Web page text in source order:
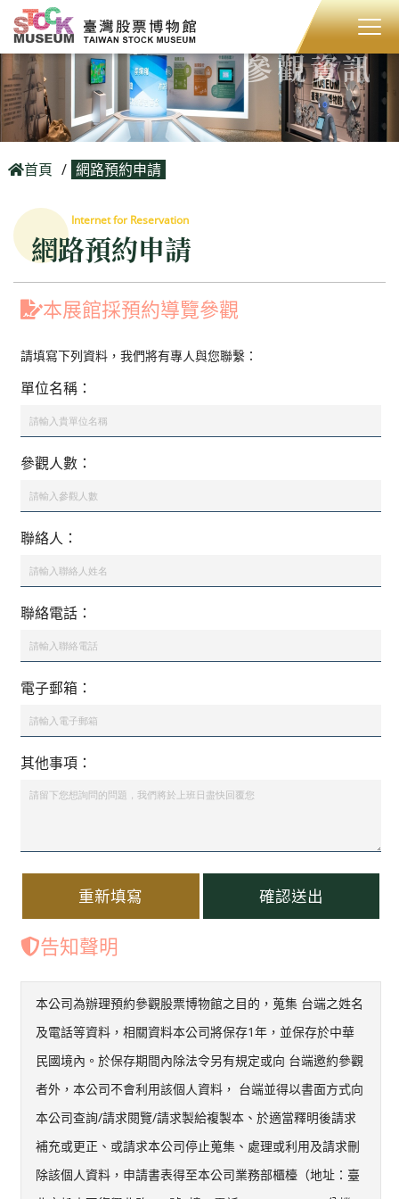
參觀資訊
首頁 網路預約申請
Internet for Reservation
網路預約申請
本展館採預約導覽參觀
請填寫下列資料，我們將有專人與您聯繫：
單位名稱：
參觀人數：
聯絡人：
聯絡電話：
電子郵箱：
其他事項：
重新填寫 確認送出
告知聲明
本公司為辦理預約參觀股票博物館之目的，蒐集 台端之姓名
及電話等資料，相關資料本公司將保存1年，並保存於中華
民國境內。於保存期間內除法令另有規定或向 台端邀約參觀
者外，本公司不會利用該個人資料， 台端並得以書面方式向
本公司查詢/請求閱覽/請求製給複製本、於適當釋明後請求
補充或更正、或請求本公司停止蒐集、處理或利用及請求刪
除該個人資料，申請書表得至本公司業務部櫃檯（地址：臺